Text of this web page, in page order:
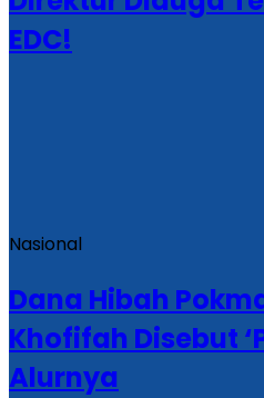
EDC!
Nasional
Dana Hibah
Khofifah Disebut
Alurnya